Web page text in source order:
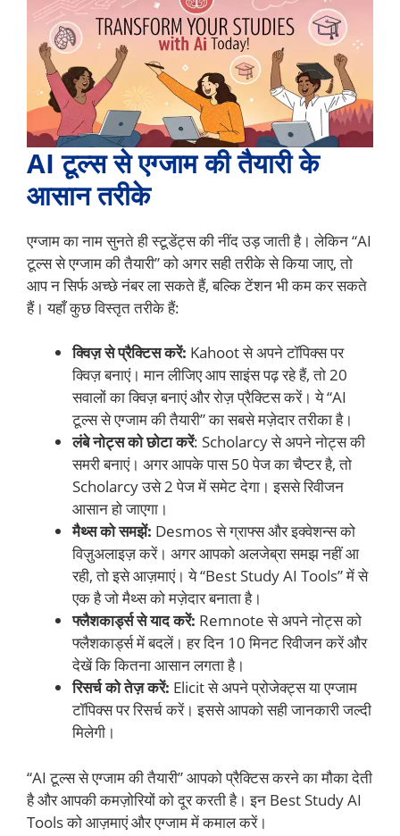
AI टूल्स से एग्जाम की तैयारी के
आसान तरीके
एग्जाम का नाम सुनते ही स्टूडेंट्स की नींद उड़ जाती है। लेकिन “AI
टूल्स से एग्जाम की तैयारी” को अगर सही तरीके से किया जाए, तो
आप न सिर्फ अच्छे नंबर ला सकते हैं, बल्कि टेंशन भी कम कर सकते
हैं। यहाँ कुछ विस्तृत तरीके हैं:
क्विज़ से प्रैक्टिस करें: Kahoot से अपने टॉपिक्स पर
क्विज़ बनाएं। मान लीजिए आप साइंस पढ़ रहे हैं, तो 20
सवालों का क्विज़ बनाएं और रोज़ प्रैक्टिस करें। ये “AI
टूल्स से एग्जाम की तैयारी” का सबसे मज़ेदार तरीका है।
लंबे नोट्स को छोटा करें: Scholarcy से अपने नोट्स की
समरी बनाएं। अगर आपके पास 50 पेज का चैप्टर है, तो
Scholarcy उसे 2 पेज में समेट देगा। इससे रिवीजन
आसान हो जाएगा।
मैथ्स को समझें: Desmos से ग्राफ्स और इक्वेशन्स को
विज़ुअलाइज़ करें। अगर आपको अलजेब्रा समझ नहीं आ
रही, तो इसे आज़माएं। ये “Best Study AI Tools” में से
एक है जो मैथ्स को मज़ेदार बनाता है।
फ्लैशकार्ड्स से याद करें: Remnote से अपने नोट्स को
फ्लैशकार्ड्स में बदलें। हर दिन 10 मिनट रिवीजन करें और
देखें कि कितना आसान लगता है।
रिसर्च को तेज़ करें: Elicit से अपने प्रोजेक्ट्स या एग्जाम
टॉपिक्स पर रिसर्च करें। इससे आपको सही जानकारी जल्दी
मिलेगी।
“AI टूल्स से एग्जाम की तैयारी” आपको प्रैक्टिस करने का मौका देती
है और आपकी कमज़ोरियों को दूर करती है। इन Best Study AI
Tools को आज़माएं और एग्जाम में कमाल करें।